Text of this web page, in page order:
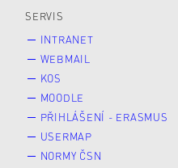
SERVIS
INTRANET
WEBMAIL
KOS
MOODLE
PŘIHLÁŠENÍ - ERASMUS
USERMAP
NORMY ČSN